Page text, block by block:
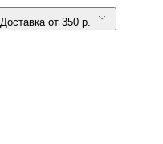
Доставка от 350 р.